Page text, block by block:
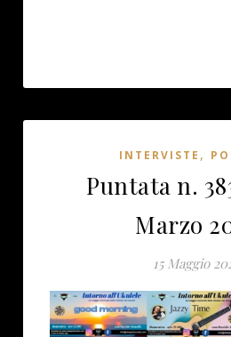
INTERVISTE ,
Puntata n.
Marzo
15 Maggio